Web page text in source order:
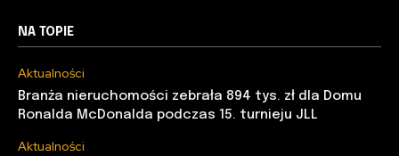
NA TOPIE
Aktualności
Branża nieruchomości zebrała 894 tys. zł dla Domu
Ronalda McDonalda podczas 15. turnieju JLL
Aktualności